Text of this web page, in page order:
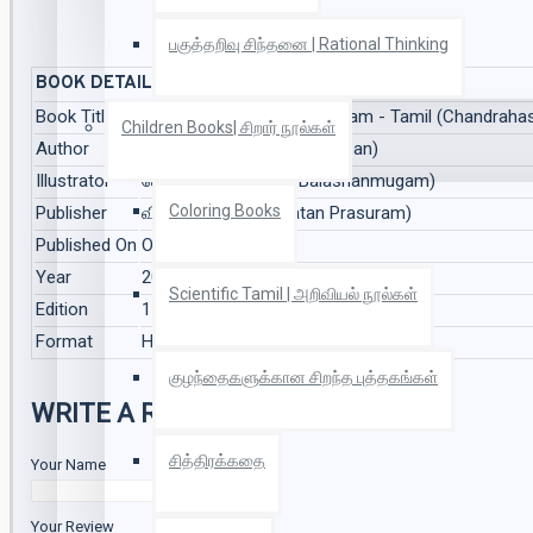
பகுத்தறிவு சிந்தனை | Rational Thinking
Children Books| சிறார் நூல்கள்
Coloring Books
Scientific Tamil | அறிவியல் நூல்கள்
குழந்தைகளுக்கான சிறந்த புத்தகங்கள்
சித்திரக்கதை
BOOK DETAILS
Book Title
சந்திரஹாசம் - Chandrahasam - Tamil
Author
சு.வெங்கடேசன் (S.Venkatesan)
Illustrator
கே.பாலசண்முகம் (K. Balashanmugam)
Publisher
விகடன் பிரசுரம் (Vikatan Prasuram)
Published On Oct 2015
Year
2015
Edition
1
Format
Hard Bound
WRITE A REVIEW
Your Name
Your Review